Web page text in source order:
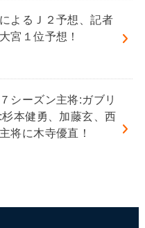
よるＪ２予想、記者
宮１位予想！
シーズン主将:ガブリ
本健勇、加藤玄、西
将に木寺優直！